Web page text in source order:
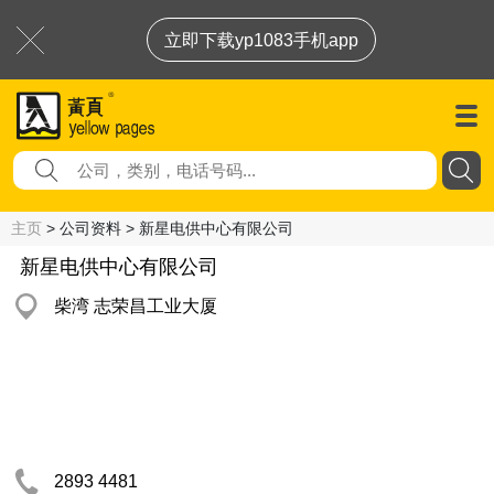
立即下载yp1083手机app
主页 > 公司资料 > 新星电供中心有限公司
新星电供中心有限公司
柴湾 志荣昌工业大厦
2893 4481